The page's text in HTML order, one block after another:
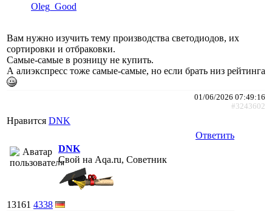
Oleg_Good
Вам нужно изучить тему производства светодиодов, их
сортировки и отбраковки.
Самые-самые в розницу не купить.
А алиэкспресс тоже самые-самые, но если брать низ рейтинга
01/06/2026 07:49:16
#3243602
Нравится DNK
Ответить
DNK
Свой на Aqa.ru, Советник
13161 4338